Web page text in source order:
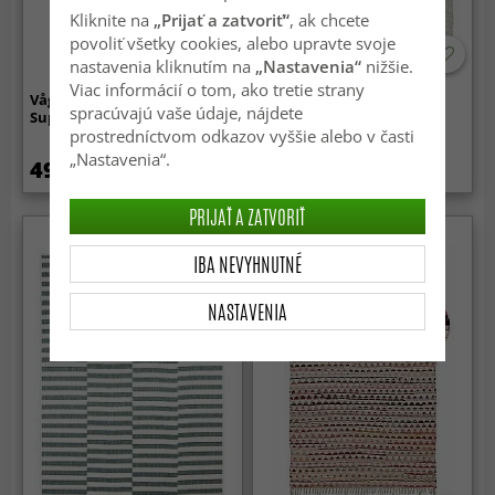
Vågig Gångmatta - Aranga
Super Soft Fur (beige)
49.99 €
Vlnený koberec - Dhurry
(šedý)
Kliknite na „Prijať a zatvoriť“, ak chcete
povoliť všetky cookies, alebo upravte svoje
nastavenia kliknutím na „Nastavenia“nižšie.
Viac informácií o tom, ako tretie strany
spracúvajú vaše údaje, nájdete
prostredníctvom odkazov vyššie alebo v časti
„Nastavenia“.
NASTAVENIA
IBA NEVYHNUTNÉ
PRIJAŤ A ZATVORIŤ